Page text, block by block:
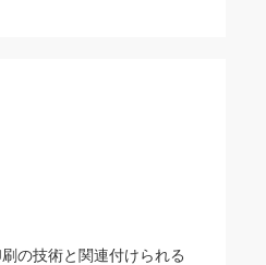
の技術と関連付けられる